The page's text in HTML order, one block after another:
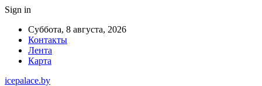
Sign in
Суббота, 8 августа, 2026
Контакты
Лента
Карта
icepalace.by